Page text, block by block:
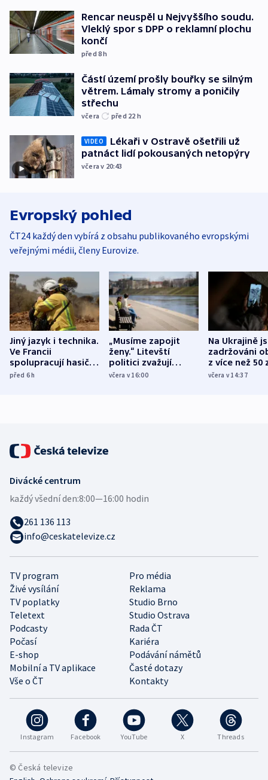
Rencar neuspěl u Nejvyššího soudu.
Vleklý spor s DPP o reklamní plochu
končí
před 8h
Částí území prošly bouřky se silným
větrem. Lámaly stromy a poničily
střechu
včera před 22 h
VIDEO
Lékaři v Ostravě ošetřili už
patnáct lidí pokousaných netopýry
včera v 20:43
Evropský pohled
ČT24 každý den vybírá z obsahu publikovaného evropskými
veřejnými médii, členy Eurovize.
Jiný jazyk i technika.
Ve Francii
spolupracují hasiči z
různých zemí
před 6h
„Musíme zapojit
ženy.“ Litevští
politici zvažují
dohodu o
včera v 16:00
Na Ukrajině
zadržováni
z více než 50
Bojovali na
včera v 14:37
Instagram Facebook YouTube X Threads
TV program
Pro média
Živé vysílání
Reklama
TV poplatky
Studio Brno
Teletext
Studio Ostrava
Podcasty
Rada ČT
Počasí
Kariéra
E-shop
Podávání námětů
Mobilní a TV aplikace
Časté dotazy
Vše o ČT
Kontakty
Divácké centrum
každý všední den:8:00—16:00 hodin
261 136 113
info@ceskatelevize.cz
© Česká televize